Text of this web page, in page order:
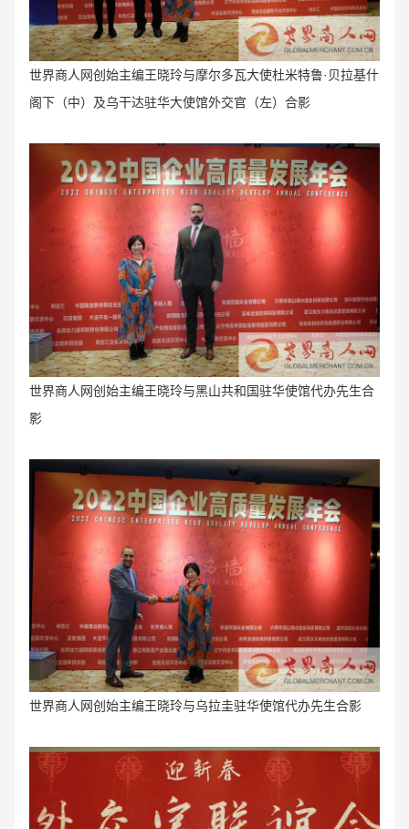
世界商人网创始主编王晓玲与摩尔多瓦大使杜米特鲁·贝拉基什
阁下（中）及乌干达驻华大使馆外交官（左）合影
世界商人网创始主编王晓玲与黑山共和国驻华使馆代办先生合
影
世界商人网创始主编王晓玲与乌拉圭驻华使馆代办先生合影